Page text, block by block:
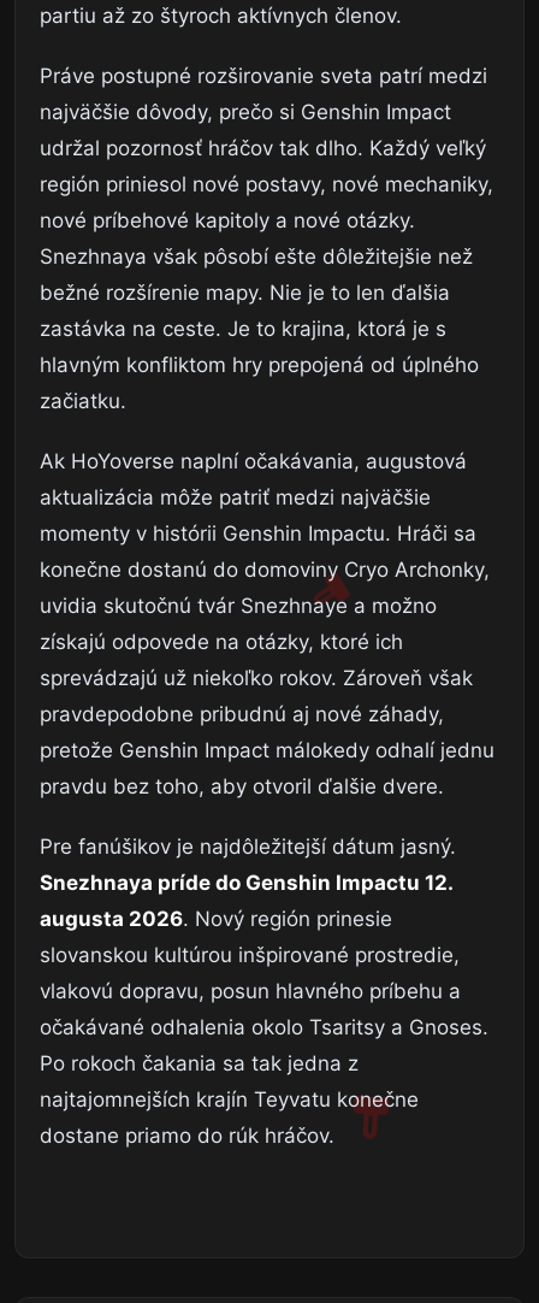
partiu až zo štyroch aktívnych členov.
Práve postupné rozširovanie sveta patrí medzi
najväčšie dôvody, prečo si Genshin Impact
udržal pozornosť hráčov tak dlho. Každý veľký
región priniesol nové postavy, nové mechaniky,
nové príbehové kapitoly a nové otázky.
Snezhnaya však pôsobí ešte dôležitejšie než
bežné rozšírenie mapy. Nie je to len ďalšia
zastávka na ceste. Je to krajina, ktorá je s
hlavným konfliktom hry prepojená od úplného
začiatku.
Ak HoYoverse naplní očakávania, augustová
aktualizácia môže patriť medzi najväčšie
momenty v histórii Genshin Impactu. Hráči sa
konečne dostanú do domoviny Cryo Archonky,
uvidia skutočnú tvár Snezhnaye a možno
získajú odpovede na otázky, ktoré ich
sprevádzajú už niekoľko rokov. Zároveň však
pravdepodobne pribudnú aj nové záhady,
pretože Genshin Impact málokedy odhalí jednu
pravdu bez toho, aby otvoril ďalšie dvere.
Pre fanúšikov je najdôležitejší dátum jasný.
Snezhnaya príde do Genshin Impactu 12.
augusta 2026. Nový región prinesie
slovanskou kultúrou inšpirované prostredie,
vlakovú dopravu, posun hlavného príbehu a
očakávané odhalenia okolo Tsaritsy a Gnoses.
Po rokoch čakania sa tak jedna z
najtajomnejších krajín Teyvatu konečne
dostane priamo do rúk hráčov.